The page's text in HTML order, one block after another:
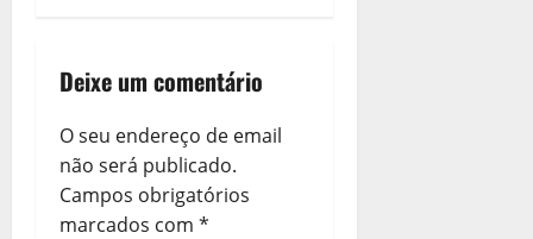
ã
o
d
e
Deixe um comentário
O seu endereço de email
não será publicado.
Campos obrigatórios
marcados com *